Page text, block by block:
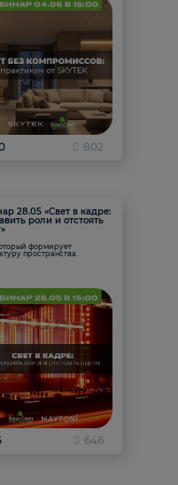
802
28.05 «Свет в кадре:
роли и отстоять
формирует
пространства.
646